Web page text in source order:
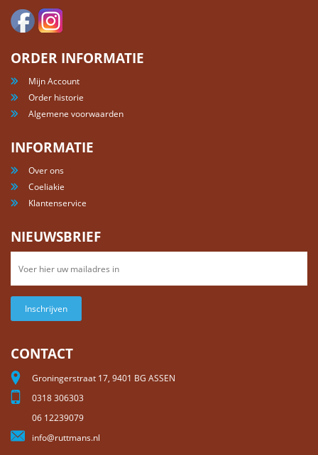
ORDER INFORMATIE
Mijn Account
Order historie
Algemene voorwaarden
INFORMATIE
Over ons
Coeliakie
Klantenservice
NIEUWSBRIEF
Inschrijven
CONTACT
Groningerstraat 17, 9401 BG ASSEN
0318 306303
06 12239079
info@ruttmans.nl